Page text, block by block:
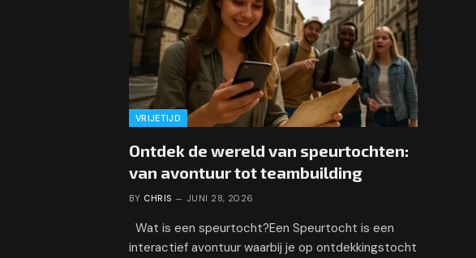
VRIJETIJD
Ontdek de wereld van speurtochten:
van avontuur tot teambuilding
BY CHRIS JUNI 28, 2026
Wat is een speurtocht?Een Speurtocht is een
interactief avontuur waarbij je op ontdekkingstocht